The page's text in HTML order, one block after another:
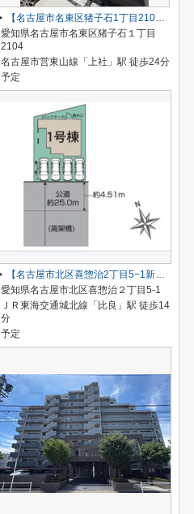
【名古屋市名東区猪子石1丁目2104新築戸建2号棟】✨️仲介手数料無料✨️猪子石小学校・猪高中学校
愛知県名古屋市名東区猪子石１丁目
2104
名古屋市営東山線「上社」駅 徒歩24分
予定
【名古屋市北区喜惣治2丁目5−1新築戸建】仲介手数料無料！楠西小学校・楠中学校
愛知県名古屋市北区喜惣治２丁目5-1
ＪＲ東海交通城北線「比良」駅 徒歩14
分
予定